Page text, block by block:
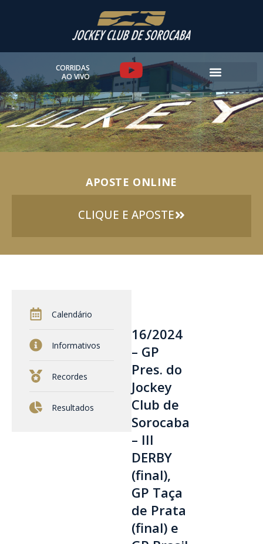
CORRIDAS
AO VIVO
Y
o
u
t
b
e
APOSTE ONLINE
CLIQUE E APOSTE
Calendário
Informativos
Recordes
Resultados
16/2024
– GP
Pres. do
Jockey
Club de
Sorocaba
– III
DERBY
(final),
GP Taça
de Prata
(final) e